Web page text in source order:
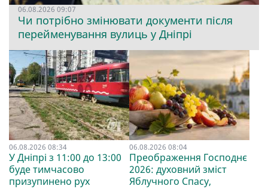
06.08.2026 09:07
Чи потрібно змінювати документи після
перейменування вулиць у Дніпрі
06.08.2026 08:34
У Дніпрі з 11:00 до 13:00
буде тимчасово
призупинено рух
06.08.2026 08:04
Преображення Господнє
2026: духовний зміст
Яблучного Спасу,